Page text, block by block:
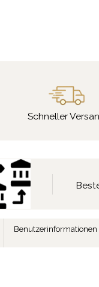
Schneller
Benutzerinformationen